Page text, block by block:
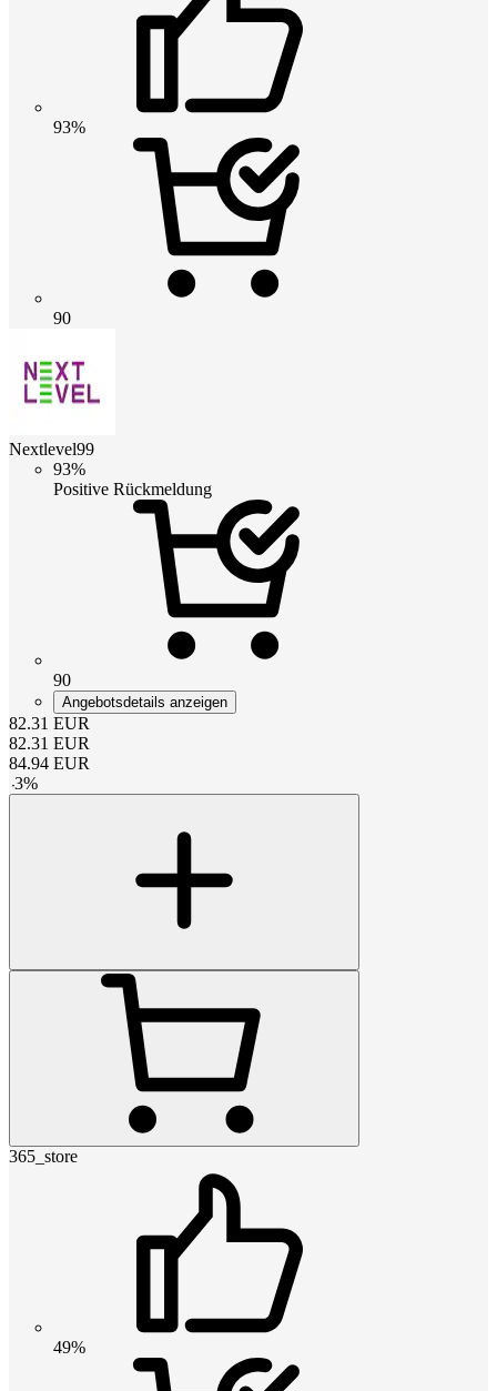
93%
90
Nextlevel99
93%
Positive Rückmeldung
90
Angebotsdetails anzeigen
82.31 EUR
82.31 EUR
84.94 EUR
-3%
365_store
49%